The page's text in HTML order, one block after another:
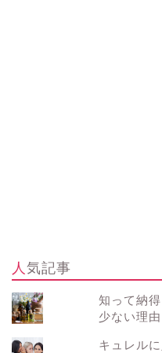
人気記事
知って納
少ない理由
キュレル